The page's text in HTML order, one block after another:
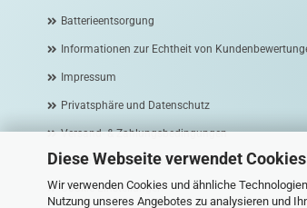
Diese Webseite verwendet
Wir verwenden Cookies und ähnliche
Nutzung unseres Angebotes zu analysieren und
Batterieentsorgung
Informationen zur Echtheit von
Impressum
Privatsphäre und Datenschutz
Versand- & Zahlungsbedingungen
Widerrufsrecht & Widerrufsformular
Cookie Einstellungen